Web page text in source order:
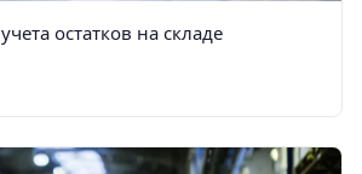
остатков на складе